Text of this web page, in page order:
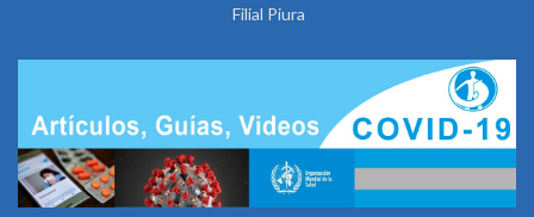
Filial Piura